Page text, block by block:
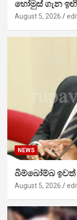
හෝමුස් ගැන
August 5, 2026
NEWS
බිම්බෝම්බ
August 5, 2026